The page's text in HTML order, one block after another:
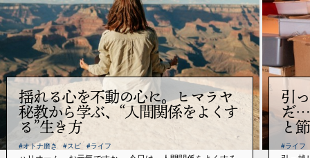
揺れる心を不動の心に。ヒマラヤ
秘教から学ぶ、“人間関係をよくす
る”生き方
#オトナ磨き #スピ #ライフ
引
だ…
と
#ライフ